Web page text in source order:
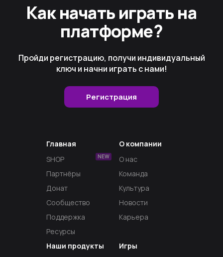
Как начать играть на
платформе?
Пройди регистрацию, получи индивидуальный
ключ и начни играть с нами!
Регистрация
Главная
SHOP
NEW
Партнёры
Донат
Сообщество
Поддержка
Ресурсы
Наши продукты
Игры
О компании
О нас
Команда
Культура
Новости
Карьера